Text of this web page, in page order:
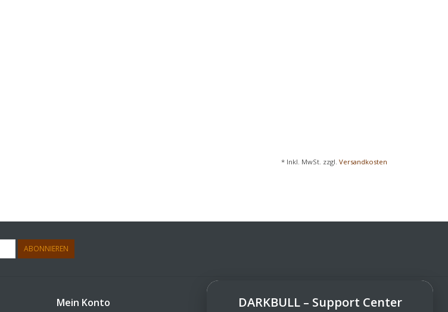
* Inkl. MwSt. zzgl. Versandkosten
ABONNIEREN
Mein Konto DarkBull TrendStore
DARKBULL – Support Center